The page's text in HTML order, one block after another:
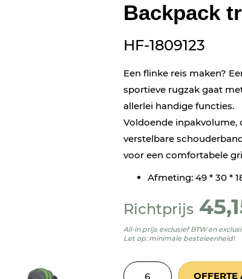
Backpack
HF-1809123
Een flinke reis maken?
sportieve rugzak gaat
allerlei handige functies.
Voldoende inpakvolume,
verstelbare
voor een comfortabele
Afmeting: 49 * 30 *
Richtprijs
All-in prijs exclusief BTW en
Let op: minimale besteleenheid!
OFFERTE